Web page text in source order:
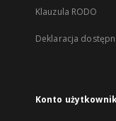
Klauzula RODO
Deklaracja
Konto